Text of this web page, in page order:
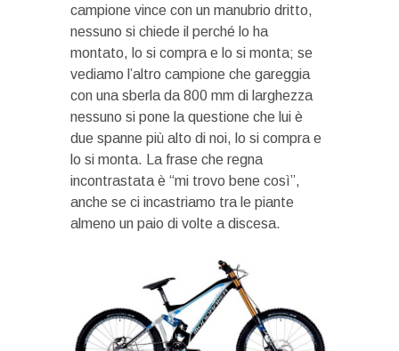
campione vince con un manubrio dritto,
nessuno si chiede il perché lo ha
montato, lo si compra e lo si monta; se
vediamo l’altro campione che gareggia
con una sberla da 800 mm di larghezza
nessuno si pone la questione che lui è
due spanne più alto di noi, lo si compra e
lo si monta. La frase che regna
incontrastata è “mi trovo bene così”,
anche se ci incastriamo tra le piante
almeno un paio di volte a discesa.